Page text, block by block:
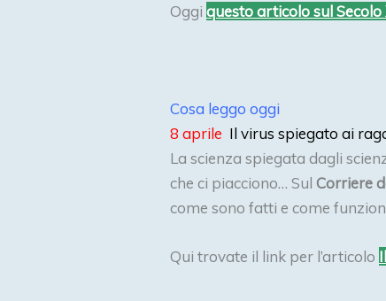
Oggi questo articolo sul Secolo
Cosa leggo oggi
8 aprile Il virus spiegato ai
La scienza spiegata dagli
che ci piacciono… Sul Corriere
come sono fatti e come
Qui trovate il link per l’articolo